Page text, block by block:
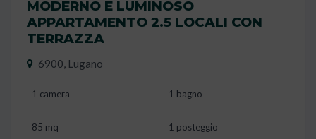
MODERNO E LUMINOSO
APPARTAMENTO 2.5 LOCALI CON
TERRAZZA
6900, Lugano
1 camera 1 bagno
85 mq 1 posteggio